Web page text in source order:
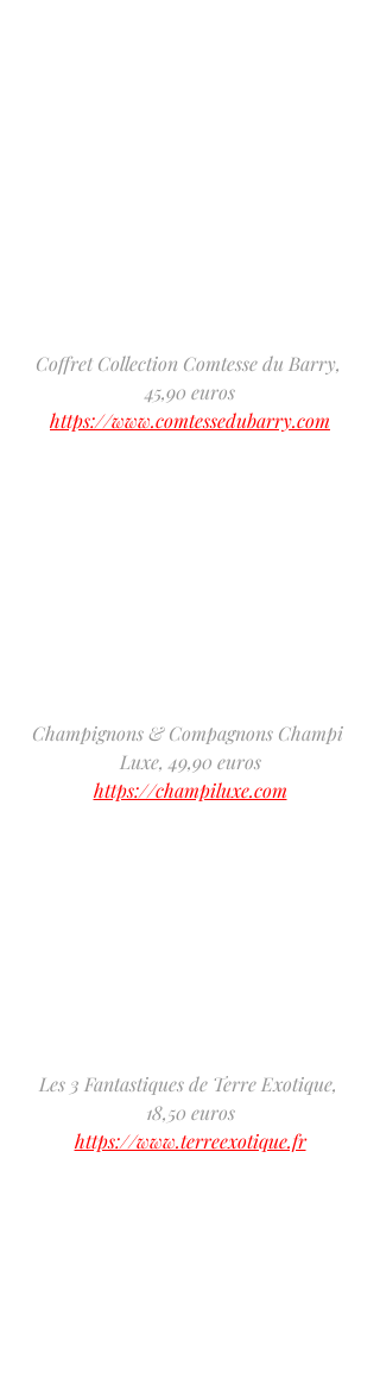
Coffret Collection Comtesse du Barry,
45,90 euros
https://www.comtessedubarry.com
Champignons & Compagnons Champi
Luxe, 49,90 euros
https://champiluxe.com
Les 3 Fantastiques de Terre Exotique,
18,50 euros
https://www.terreexotique.fr